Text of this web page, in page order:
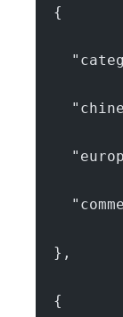
  {
  },
  {